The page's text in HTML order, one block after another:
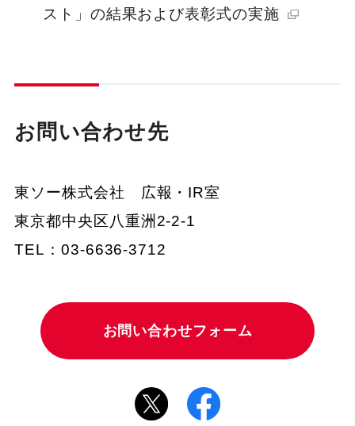
スト」の結果および表彰式の実施
お問い合わせ先
東ソー株式会社 広報・IR室
東京都中央区八重洲2-2-1
TEL：03-6636-3712
お問い合わせフォーム